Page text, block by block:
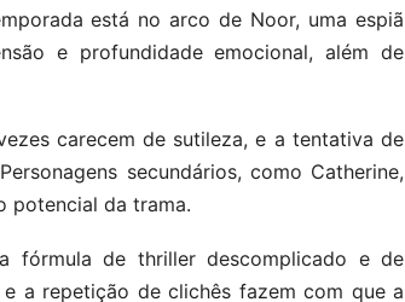
está no arco de Noor, uma espiã
e profundidade emocional, além de
carecem de sutileza, e a tentativa de
secundários, como Catherine,
potencial da trama.
fórmula de thriller descomplicado e de
a repetição de clichês fazem com que a